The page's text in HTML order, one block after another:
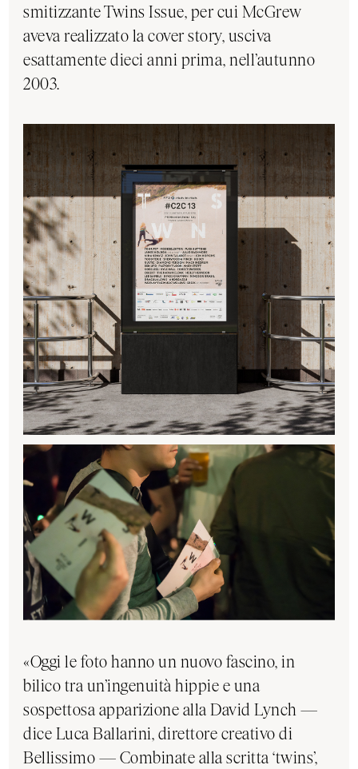
smitizzante Twins Issue, per cui McGrew
aveva realizzato la cover story, usciva
esattamente dieci anni prima, nell’autunno
2003.
«Oggi le foto hanno un nuovo fascino, in
bilico tra un’ingenuità hippie e una
sospettosa apparizione alla David Lynch —
dice Luca Ballarini, direttore creativo di
Bellissimo — Combinate alla scritta ‘twins’,